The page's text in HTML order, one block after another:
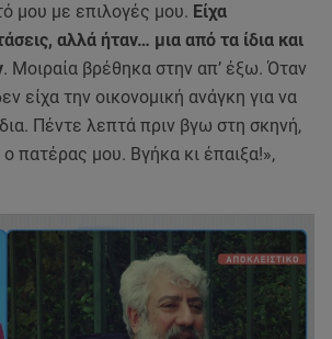
μου με επιλογές μου. Είχα
αλλά ήταν… μια από τα ίδια και
. Μοιραία βρέθηκα στην απ’ έξω. Όταν
είχα την οικονομική ανάγκη για να
Πέντε λεπτά πριν βγω στη σκηνή,
πατέρας μου. Βγήκα κι έπαιξα!»,